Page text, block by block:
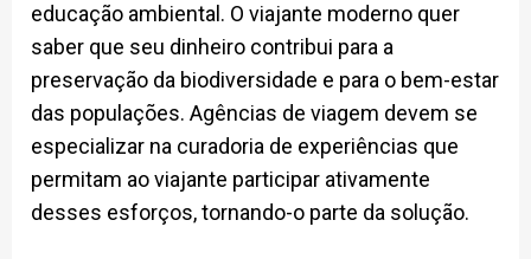
educação ambiental. O viajante moderno quer
saber que seu dinheiro contribui para a
preservação da biodiversidade e para o bem-estar
das populações. Agências de viagem devem se
especializar na curadoria de experiências que
permitam ao viajante participar ativamente
desses esforços, tornando-o parte da solução.